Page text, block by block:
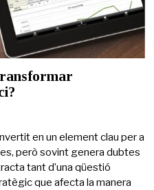
en un element clau per a
però sovint genera dubtes
tant d’una qüestió
que afecta la manera